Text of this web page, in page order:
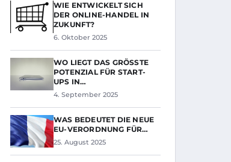
WIE ENTWICKELT SICH
DER ONLINE-HANDEL IN
ZUKUNFT?
6. Oktober 2025
WO LIEGT DAS GRÖSSTE P
OTENZIAL FÜR START-U
PS IN…
4. September 2025
WAS BEDEUTET DIE NEUE
EU-VERORDNUNG FÜR…
25. August 2025